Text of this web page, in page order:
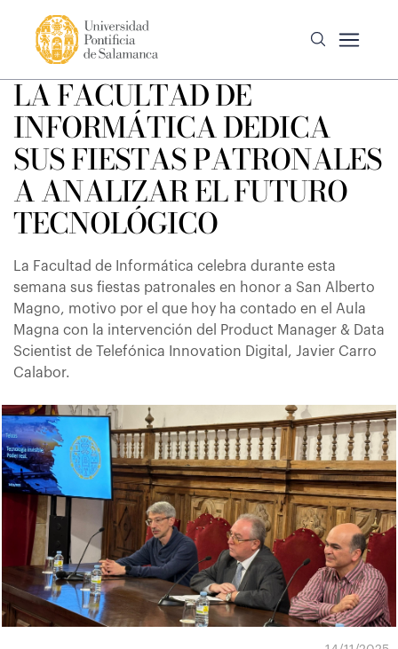
LA FACULTAD DE
INFORMÁTICA DEDICA
SUS FIESTAS PATRONALES
A ANALIZAR EL FUTURO
TECNOLÓGICO
La Facultad de Informática celebra durante esta
semana sus fiestas patronales en honor a San Alberto
Magno, motivo por el que hoy ha contado en el Aula
Magna con la intervención del Product Manager & Data
Scientist de Telefónica Innovation Digital, Javier Carro
Calabor.